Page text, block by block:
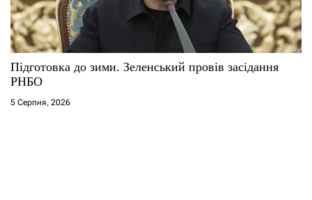
Підготовка до зими. Зеленський провів засідання
РНБО
5 Серпня, 2026